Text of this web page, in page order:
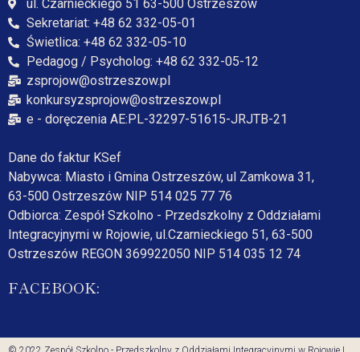
ul. Czarnieckiego 51 63-500 Ostrzeszów
Sekretariat: +48 62 332-05-01
Świetlica: +48 62 332-05-10
Pedagog / Psycholog: +48 62 332-05-12
zsprojow@ostrzeszow.pl
konkursyzsprojow@ostrzeszow.pl
e - doręczenia AE:PL-32297-51615-JRJTB-21
Dane do faktur KSef
Nabywca: Miasto i Gmina Ostrzeszów, ul Zamkowa 31,
63-500 Ostrzeszów NIP 514 025 77 76
Odbiorca: Zespół Szkolno - Przedszkolny z Oddziałami
Integracyjnymi w Rojowie, ul.Czarnieckiego 51, 63-500
Ostrzeszów REGON 369922050 NIP 514 035 12 74
FACEBOOK: